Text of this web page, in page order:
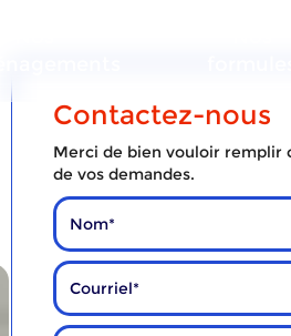
Contactez-nous
Merci de bien vouloir remplir
de vos demandes.